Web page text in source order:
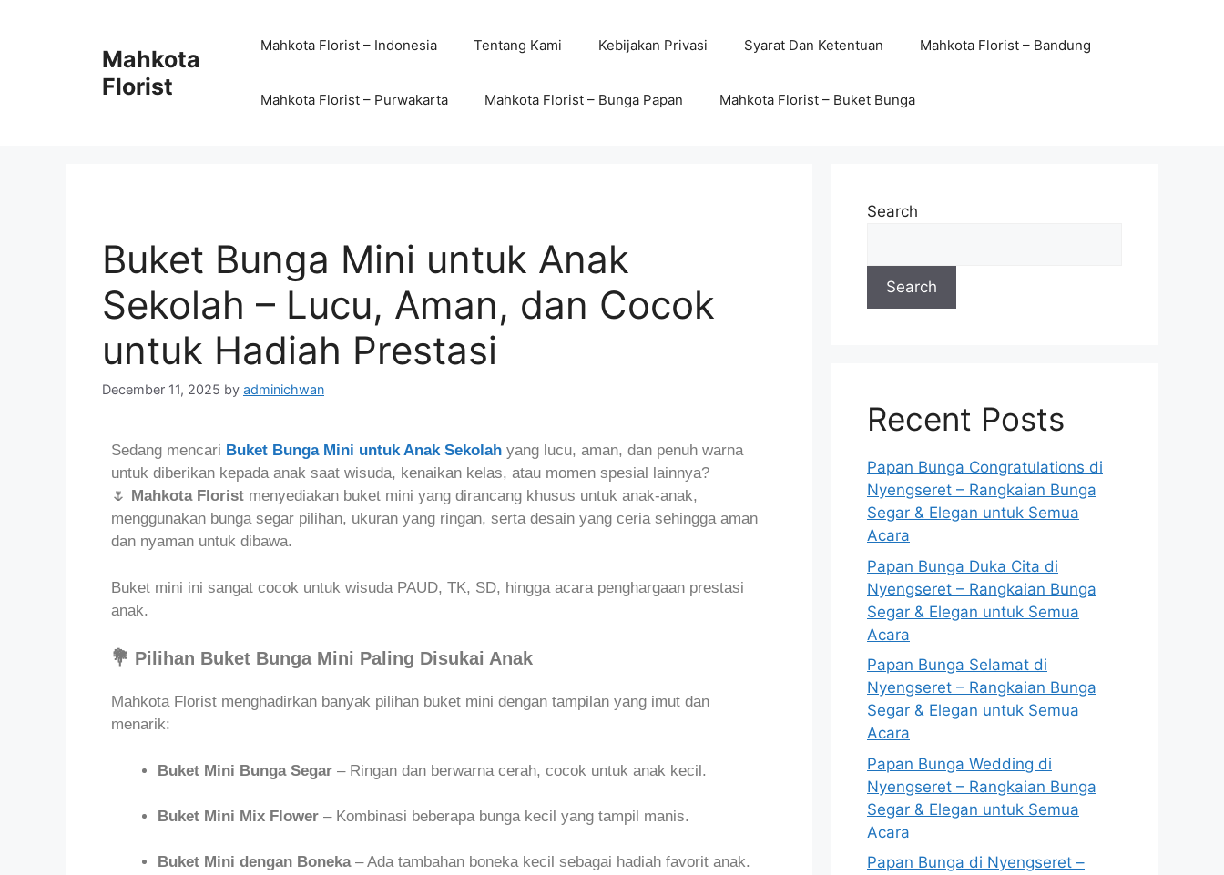
Mahkota
Florist
Mahkota Florist – Indonesia Tentang Kami Kebijakan Privasi Syarat Dan Ketentuan Mahkota Florist – Bandung
Mahkota Florist – Purwakarta Mahkota Florist – Bunga Papan Mahkota Florist – Buket Bunga
Buket Bunga Mini untuk Anak
Sekolah – Lucu, Aman, dan Cocok
untuk Hadiah Prestasi
December 11, 2025 by adminichwan
Sedang mencari Buket Bunga Mini untuk Anak Sekolah yang lucu, aman, dan penuh warna
untuk diberikan kepada anak saat wisuda, kenaikan kelas, atau momen spesial lainnya?
🌷
Mahkota Florist menyediakan buket mini yang dirancang khusus untuk anak-anak,
menggunakan bunga segar pilihan, ukuran yang ringan, serta desain yang ceria sehingga aman
dan nyaman untuk dibawa.
Buket mini ini sangat cocok untuk wisuda PAUD, TK, SD, hingga acara penghargaan prestasi
anak.
💐 Pilihan Buket Bunga Mini Paling Disukai Anak
Mahkota Florist menghadirkan banyak pilihan buket mini dengan tampilan yang imut dan
menarik:
Buket Mini Bunga Segar – Ringan dan berwarna cerah, cocok untuk anak kecil.
Buket Mini Mix Flower – Kombinasi beberapa bunga kecil yang tampil manis.
Buket Mini dengan Boneka– Ada tambahan boneka kecil sebagai hadiah favorit anak.
Search
Search
Recent Posts
Papan Bunga Congratulations di
Nyengseret – Rangkaian Bunga
Segar & Elegan untuk Semua
Acara
Papan Bunga Duka Cita di
Nyengseret – Rangkaian Bunga
Segar & Elegan untuk Semua
Acara
Papan Bunga Selamat di
Nyengseret – Rangkaian Bunga
Segar & Elegan untuk Semua
Acara
Papan Bunga Wedding di
Nyengseret – Rangkaian Bunga
Segar & Elegan untuk Semua
Acara
Papan Bunga di Nyengseret –